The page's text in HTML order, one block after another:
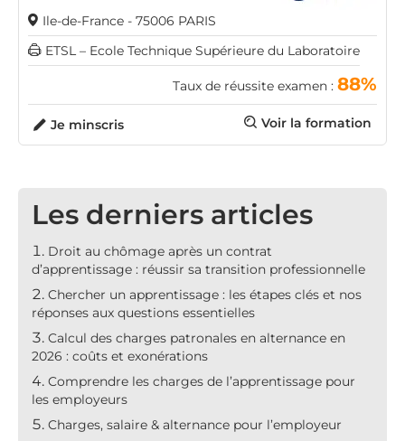
Ile-de-France - 75006 PARIS
ETSL – Ecole Technique Supérieure du Laboratoire
Taux de réussite examen : 88%
Voir la formation
Je minscris
Les derniers articles
Droit au chômage après un contrat
d’apprentissage : réussir sa transition professionnelle
Chercher un apprentissage : les étapes clés et nos
réponses aux questions essentielles
Calcul des charges patronales en alternance en
2026 : coûts et exonérations
Comprendre les charges de l’apprentissage pour
les employeurs
Charges, salaire & alternance pour l’employeur